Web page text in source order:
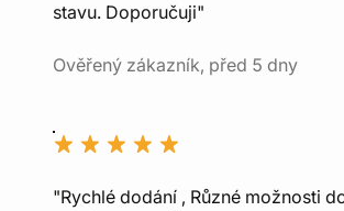
stavu. Doporučuji"
Ověřený zákazník, před 5 dny
"Rychlé dodání , Různé možnosti